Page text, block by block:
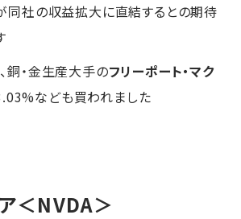
同社の収益拡大に直結するとの期待
銅・金生産大手のフリーポート・マク
なども買われました
＜NVDA＞